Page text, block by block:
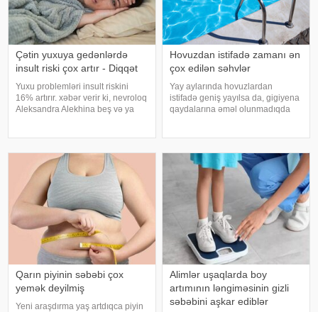
Çətin yuxuya gedənlərdə
insult riski çox artır - Diqqət
Yuxu problemləri insult riskini
16% artırır. xəbər verir ki, nevroloq
Aleksandra Alekhina beş və ya
artdığını deyib. İnsult ciddi və
həyat
Hovuzdan istifadə zamanı ən
çox edilən səhvlər
Yay aylarında hovuzlardan
istifadə geniş yayılsa da, gigiyena
qaydalarına əməl olunmadıqda
sonra duş qəbul etmək, hovuz
kənarınd
Qarın piyinin səbəbi çox
yemək deyilmiş
Yeni araşdırma yaş artdıqca piyin
Alimlər uşaqlarda boy
artımının ləngiməsinin gizli
səbəbini aşkar ediblər